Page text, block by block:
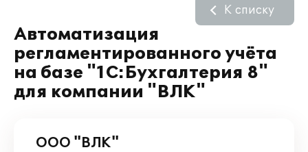
Автоматизация
регламентированного учёта
на базе "1С:Бухгалтерия 8"
для компании "ВЛК"
К списку
ООО "ВЛК"